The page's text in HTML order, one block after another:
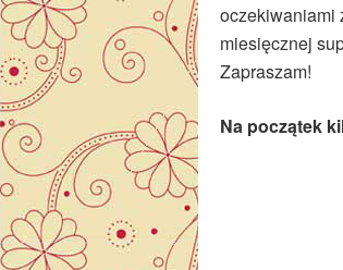
oczekiwaniami
miesięcznej
Zapraszam!
Na początek